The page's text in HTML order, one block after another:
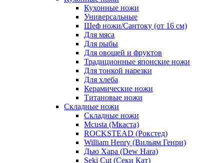
Кухонные ножи
Универсальные
Шеф ножи/Сантоку (от 16 см)
Для мяса
Для рыбы
Для овощей и фруктов
Традиционные японские ножи
Для тонкой нарезки
Для хлеба
Керамические ножи
Титановые ножи
Складные ножи
Складные ножи
Mcusta (Мкаста)
ROCKSTEAD (Рокстед)
William Henry (Вильям Генри)
Дью Хара (Dew Hara)
Seki Cut (Секи Кат)